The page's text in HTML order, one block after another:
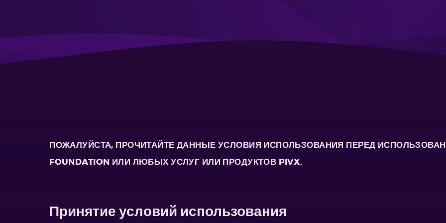
ПОЖАЛУЙСТА, ПРОЧИТАЙТЕ ДАННЫЕ УСЛОВИЯ ИСПОЛЬЗОВАНИЯ ПЕРЕД
FOUNDATION ИЛИ ЛЮБЫХ УСЛУГ ИЛИ ПРОДУКТОВ PIVX.
Принятие условий использования